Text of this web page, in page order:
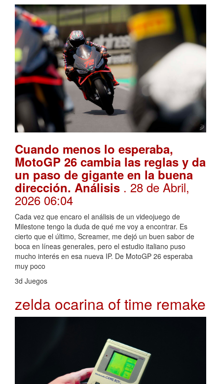
Cuando menos lo esperaba,
MotoGP 26 cambia las reglas y da
un paso de gigante en la buena
dirección. Análisis . 28 de Abril,
2026 06:04
Cada vez que encaro el análisis de un videojuego de
Milestone tengo la duda de qué me voy a encontrar. Es
cierto que el último, Screamer, me dejó un buen sabor de
boca en líneas generales, pero el estudio italiano puso
mucho interés en esa nueva IP. De MotoGP 26 esperaba
muy poco
3d Juegos
zelda ocarina of time remake